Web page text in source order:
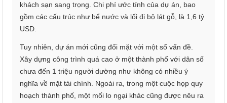
khách sạn sang trọng. Chi phí ước tính của dự án, bao
gồm các cấu trúc như bể nước và lối đi bộ lát gỗ, là 1,6 tỷ
USD.
Tuy nhiên, dự án mới cũng đối mặt với một số vấn đề.
Xây dựng công trình quá cao ở một thành phố với dân số
chưa đến 1 triệu người dường như không có nhiều ý
nghĩa về mặt tài chính. Ngoài ra, trong một cuộc họp quy
hoạch thành phố, một mối lo ngại khác cũng được nêu ra